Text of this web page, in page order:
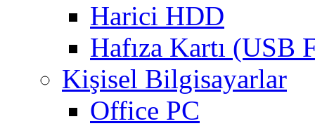
Harici HDD
Hafıza Kartı (USB
Kişisel Bilgisayarlar
Office PC